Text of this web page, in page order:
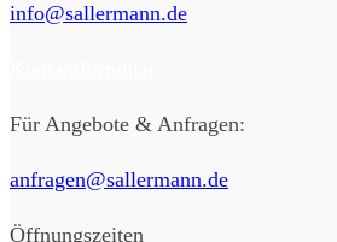
info@sallermann.de
Für Angebote & Anfragen:
anfragen@sallermann.de
Öffnungszeiten